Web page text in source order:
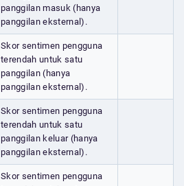
panggilan masuk (hanya
panggilan eksternal).
Skor sentimen pengguna
terendah untuk satu
panggilan (hanya
panggilan eksternal).
Skor sentimen pengguna
terendah untuk satu
panggilan keluar (hanya
panggilan eksternal).
Skor sentimen pengguna